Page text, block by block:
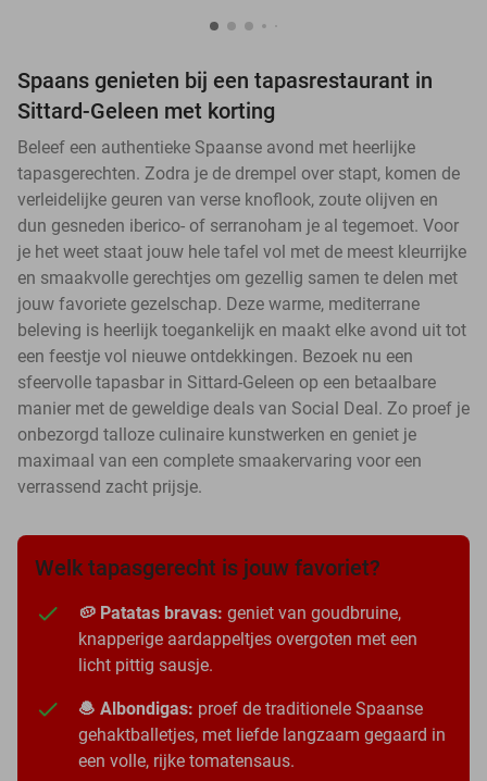
Spaans genieten bij een tapasrestaurant in
Sittard-Geleen met korting
Beleef een authentieke Spaanse avond met heerlijke
tapasgerechten. Zodra je de drempel over stapt, komen de
verleidelijke geuren van verse knoflook, zoute olijven en
dun gesneden iberico- of serranoham je al tegemoet. Voor
je het weet staat jouw hele tafel vol met de meest kleurrijke
en smaakvolle gerechtjes om gezellig samen te delen met
jouw favoriete gezelschap. Deze warme, mediterrane
beleving is heerlijk toegankelijk en maakt elke avond uit tot
een feestje vol nieuwe ontdekkingen. Bezoek nu een
sfeervolle tapasbar in Sittard-Geleen op een betaalbare
manier met de geweldige deals van Social Deal. Zo proef je
onbezorgd talloze culinaire kunstwerken en geniet je
maximaal van een complete smaakervaring voor een
verrassend zacht prijsje.
Welk tapasgerecht is jouw favoriet?
🥔 Patatas bravas: geniet van goudbruine,
knapperige aardappeltjes overgoten met een
licht pittig sausje.
🧆 Albondigas: proef de traditionele Spaanse
gehaktballetjes, met liefde langzaam gegaard in
een volle, rijke tomatensaus.